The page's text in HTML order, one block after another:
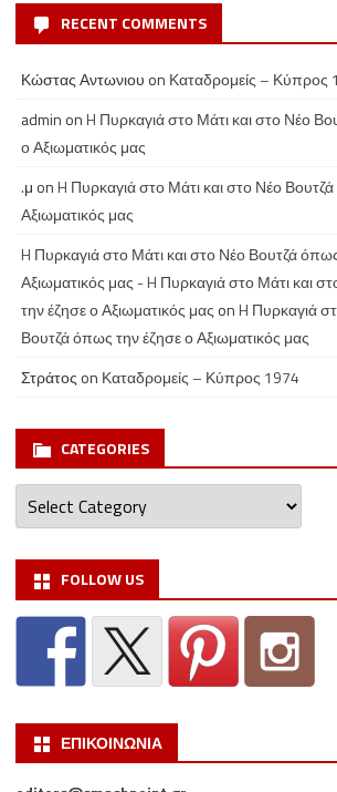
RECENT COMMENTS
Κώστας Αντωνιου on Καταδρομείς – Κύπρος
admin onH Πυρκαγιά στο Μάτι και στο Νέο
ο Αξιωματικός μας
.μ onH Πυρκαγιά στο Μάτι και στο Νέο
Αξιωματικός μας
H Πυρκαγιά στο Μάτι και στο Νέο Βουτζά
Αξιωματικός μας - H Πυρκαγιά στο Μάτι και
την έζησε ο Αξιωματικός μας onH Πυρκαγιά
Βουτζά όπως την έζησε ο Αξιωματικός μας
Στράτος on Καταδρομείς – Κύπρος 1974
CATEGORIES
Categories
FOLLOW US
ΕΠΙΚΟΙΝΩΝΙΑ